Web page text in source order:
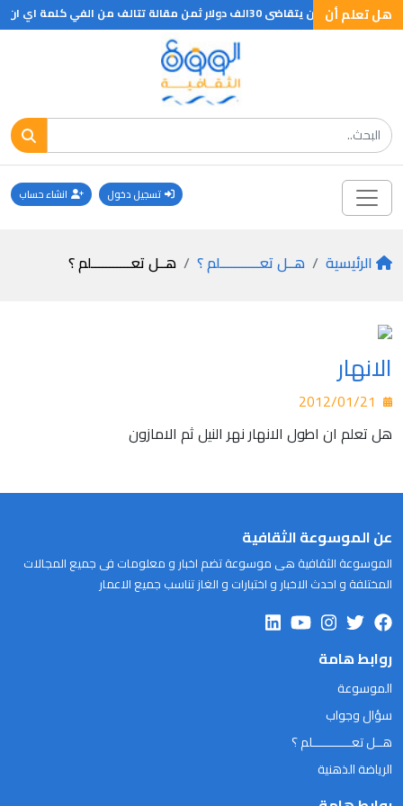
هل تعلم أن
تتالف من الفي كلمة اي ان ثمن الكلمة الواحدة يبلغ 15 دولار
تسجيل دخول انشاء حساب
الرئيسية هــل تعـــــــــــلم ؟ هــل تعـــــــــــلم ؟
الانهار
هل تعلم ان اطول الانهار نهر النيل ثم الامازون
عن الموسوعة الثقافية
الموسوعة الثقافية هى موسوعة تضم اخبار و معلومات فى جميع المجالات
المختلفة و احدث الاخبار و اختبارات و الغاز تناسب جميع الاعمار
روابط هامة
الموسوعة
سؤال وجواب
هــل تعـــــــــــلم ؟
الرياضة الذهنية